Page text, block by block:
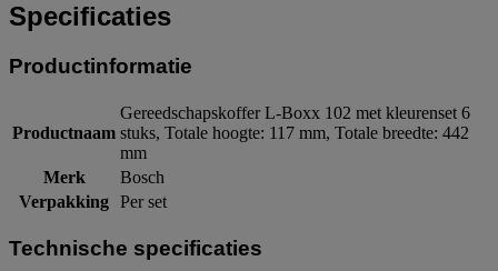
Specificaties
Productinformatie
Productnaam
Gereedschapskoffer L-Boxx 102 met kleurenset 6
stuks, Totale hoogte: 117 mm, Totale breedte: 442
mm
Merk
Bosch
Verpakking Per set
Technische specificaties